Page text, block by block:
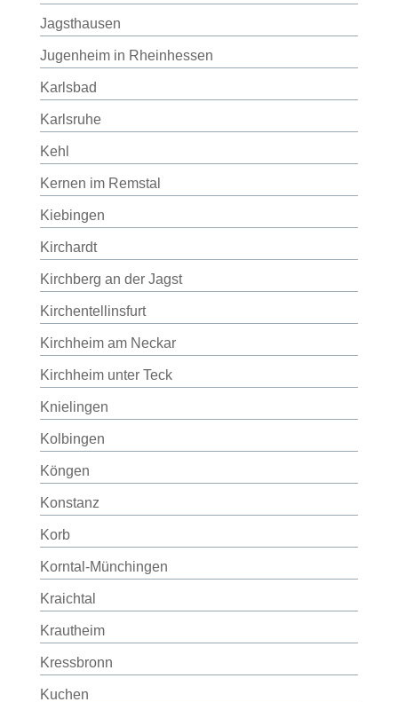
Jagsthausen
Jugenheim in Rheinhessen
Karlsbad
Karlsruhe
Kehl
Kernen im Remstal
Kiebingen
Kirchardt
Kirchberg an der Jagst
Kirchentellinsfurt
Kirchheim am Neckar
Kirchheim unter Teck
Knielingen
Kolbingen
Köngen
Konstanz
Korb
Korntal-Münchingen
Kraichtal
Krautheim
Kressbronn
Kuchen